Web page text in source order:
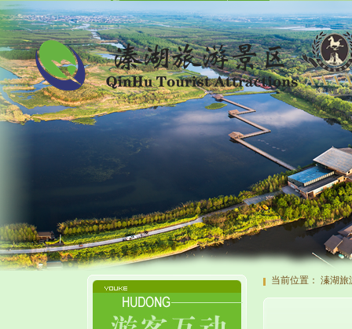
当前位置： 溱湖旅